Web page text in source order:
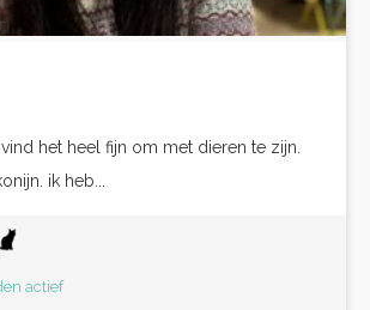
vind het heel fijn om met dieren te zijn.
ik heb...
actief